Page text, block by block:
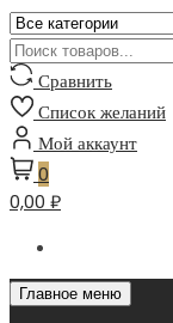
Сравнить
Список желаний
Мой аккаунт
0
0,00 ₽
Главное меню